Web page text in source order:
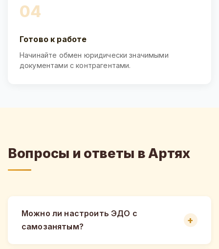
04
Готово к работе
Начинайте обмен юридически значимыми
документами с контрагентами.
Вопросы и ответы в Артях
Можно ли настроить ЭДО с
самозанятым?